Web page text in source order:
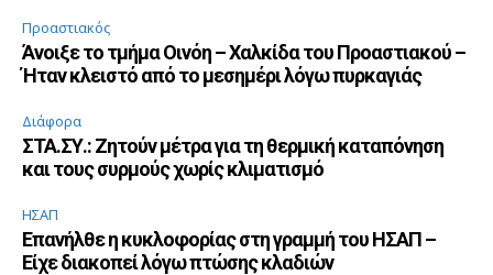
Προαστιακός
Άνοιξε το τμήμα Οινόη – Χαλκίδα του Προαστιακού –
Ήταν κλειστό από το μεσημέρι λόγω πυρκαγιάς
Διάφορα
ΣΤΑ.ΣΥ.: Ζητούν μέτρα για τη θερμική καταπόνηση
και τους συρμούς χωρίς κλιματισμό
ΗΣΑΠ
Επανήλθε η κυκλοφορίας στη γραμμή του ΗΣΑΠ –
Είχε διακοπεί λόγω πτώσης κλαδιών